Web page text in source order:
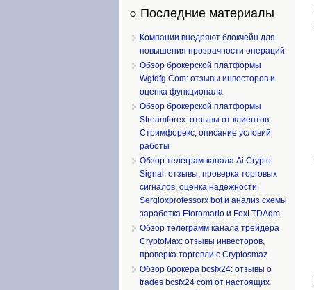
○ Последние материалы
Компании внедряют блокчейн для
повышения прозрачности операций
Обзор брокерской платформы
Wgtdfg Com: отзывы инвесторов и
оценка функционала
Обзор брокерской платформы
Streamforex: отзывы от клиентов
Стримфорекс, описание условий
работы
Обзор телеграм-канала Ai Crypto
Signal: отзывы, проверка торговых
сигналов, оценка надежности
Sergioxprofessorx bot и анализ схемы
заработка Etoromario и FoxLTDAdm
Обзор телеграмм канала трейдера
CryptoMax: отзывы инвесторов,
проверка торговли с Cryptosmaz
Обзор брокера bcsfx24: отзывы о
trades bcsfx24 com от настоящих